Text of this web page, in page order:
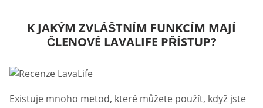
K JAKÝM ZVLÁŠTNÍM FUNKCÍM MAJÍ
ČLENOVÉ LAVALIFE PŘÍSTUP?
Existuje mnoho metod, které můžete použít, když jste